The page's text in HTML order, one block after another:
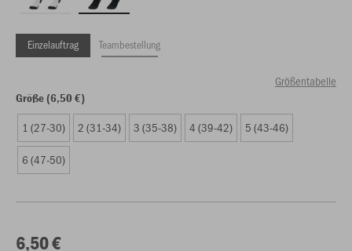
Einzelauftrag Teambestellung
Größentabelle
Größe (6,50 €)
1 (27-30) 2 (31-34) 3 (35-38) 4 (39-42) 5 (43-46)
6 (47-50)
6,50 €